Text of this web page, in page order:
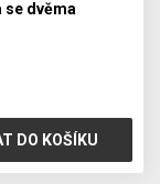
se dvěma
DO KOŠÍKU